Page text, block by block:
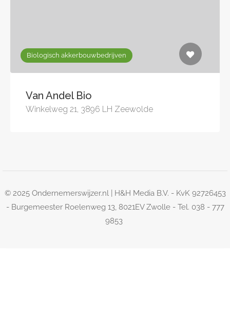
Biologisch akkerbouwbedrijven
Van Andel Bio
Winkelweg 21, 3896 LH Zeewolde
© 2025 Ondernemerswijzer.nl | H&H Media B.V. - KvK 92726453
- Burgemeester Roelenweg 13, 8021EV Zwolle - Tel. 038 - 777
9853